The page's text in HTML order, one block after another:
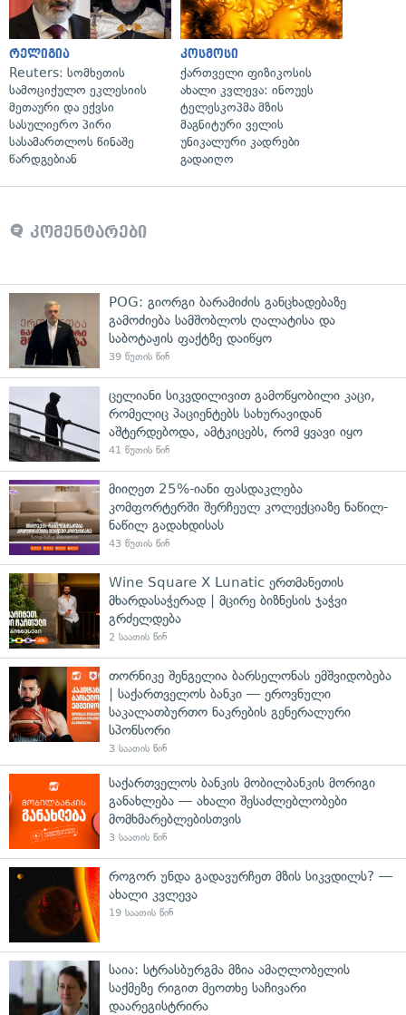
რელიგია
Reuters: სომხეთის
სამოციქულო ეკლესიის
მეთაური და ექვსი
სასულიერო პირი
სასამართლოს წინაშე
წარდგებიან
კოსმოსი
ქართველი ფიზიკოსის
ახალი კვლევა: ინოუეს
ტელესკოპმა მზის
მაგნიტური ველის
უნიკალური კადრები
გადაიღო
კომენტარები
POG: გიორგი ბარამიძის განცხადებაზე
გამოძიება სამშობლოს ღალატისა და
საბოტაჟის ფაქტზე დაიწყო
39 წუთის წინ
ცელიანი სიკვდილივით გამოწყობილი კაცი,
რომელიც პაციენტებს სახურავიდან
აშტერდებოდა, ამტკიცებს, რომ ყვავი იყო
41 წუთის წინ
მიიღეთ 25%-იანი ფასდაკლება
კომფორტერში შერჩეულ კოლექციაზე ნაწილ-
ნაწილ გადახდისას
43 წუთის წინ
Wine Square X Lunatic ერთმანეთის
მხარდასაჭერად | მცირე ბიზნესის ჯაჭვი
გრძელდება
2 საათის წინ
თორნიკე შენგელია ბარსელონას ემშვიდობება
| საქართველოს ბანკი — ეროვნული
საკალათბურთო ნაკრების გენერალური
სპონსორი
3 საათის წინ
საქართველოს ბანკის მობილბანკის მორიგი
განახლება — ახალი შესაძლებლობები
მომხმარებლებისთვის
3 საათის წინ
როგორ უნდა გადავურჩეთ მზის სიკვდილს? —
ახალი კვლევა
19 საათის წინ
საია: სტრასბურგმა მზია ამაღლობელის
საქმეზე რიგით მეოთხე საჩივარი
დაარეგისტრირა